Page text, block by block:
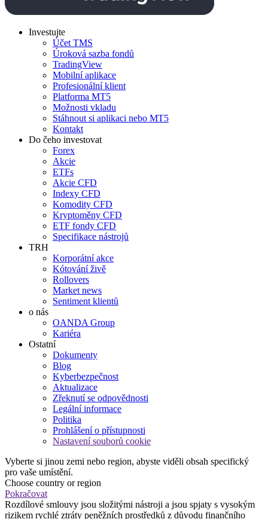
Investujte
Účet TMS
Úroková sazba fondů
TradingView
Mobilní aplikace
Profesionální klient
Platforma MT5
Možnosti vkladu
Stáhnout si aplikaci nebo MT5
Kontakt
Do čeho investovat
Forex
Akcie
ETFs
Akcie CFD
Indexy CFD
Komodity CFD
Kryptoměny CFD
ETF fondy CFD
Specifikace nástrojů
TRH
Korporátní akce
Kótování živě
Rollovers
Market news
Sentiment klientů
o nás
OANDA Group
Kariéra
Ostatní
Dokumenty
Blog
Kyberbezpečnost
Aktualizace
Zřeknutí se odpovědnosti
Legální informace
Politika
Prohlášení o přístupnosti
Nastavení souborů cookie
Vyberte si jinou zemi nebo region, abyste viděli obsah specifický
pro vaše umístění.
Choose country or region
Pokračovat
Rozdílové smlouvy jsou složitými nástroji a jsou spjaty s vysokým
rizikem rychlé ztráty peněžních prostředků z důvodu finančního